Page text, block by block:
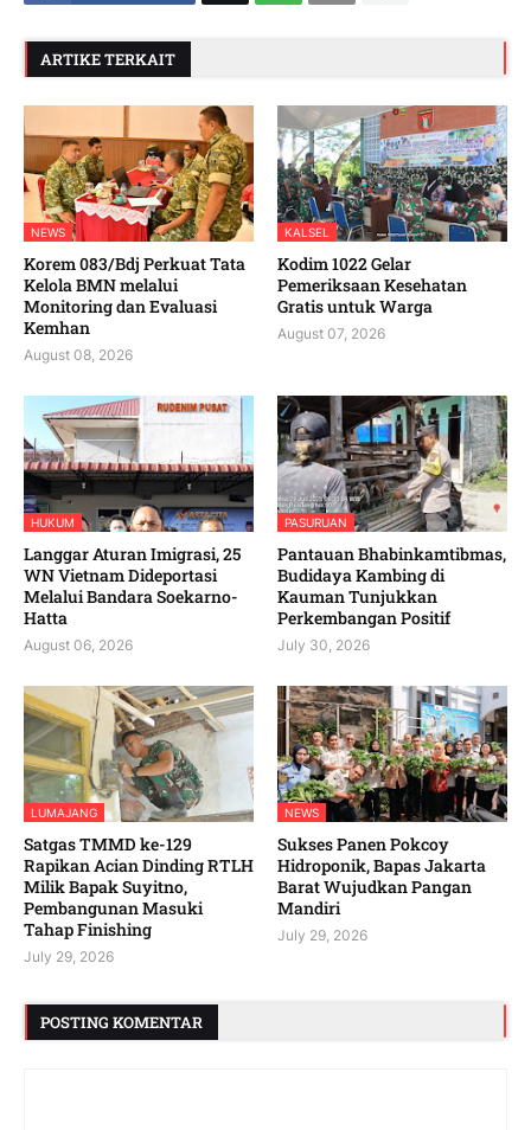
ARTIKE TERKAIT
NEWS
Korem 083/Bdj Perkuat Tata
Kelola BMN melalui
Monitoring dan Evaluasi
Kemhan
August 08, 2026
KALSEL
Kodim 1022 Gelar
Pemeriksaan Kesehatan
Gratis untuk Warga
August 07, 2026
HUKUM
Langgar Aturan Imigrasi, 25
WN Vietnam Dideportasi
Melalui Bandara Soekarno-
Hatta
August 06, 2026
PASURUAN
Pantauan Bhabinkamtibmas,
Budidaya Kambing di
Kauman Tunjukkan
Perkembangan Positif
July 30, 2026
LUMAJANG
Satgas TMMD ke-129
Rapikan Acian Dinding RTLH
Milik Bapak Suyitno,
Pembangunan Masuki
Tahap Finishing
July 29, 2026
NEWS
Sukses Panen Pokcoy
Hidroponik, Bapas Jakarta
Barat Wujudkan Pangan
Mandiri
July 29, 2026
POSTING KOMENTAR